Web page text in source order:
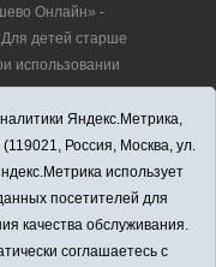
Онлайн» -
детей старше
использовании
ул.
58
Яндекс.Метрика,
Россия, Москва, ул.
использует
посетителей для
качества обслуживания.
соглашаетесь с